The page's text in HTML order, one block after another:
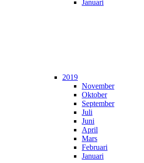
Januari
2019
November
Oktober
September
Juli
Juni
April
Mars
Februari
Januari